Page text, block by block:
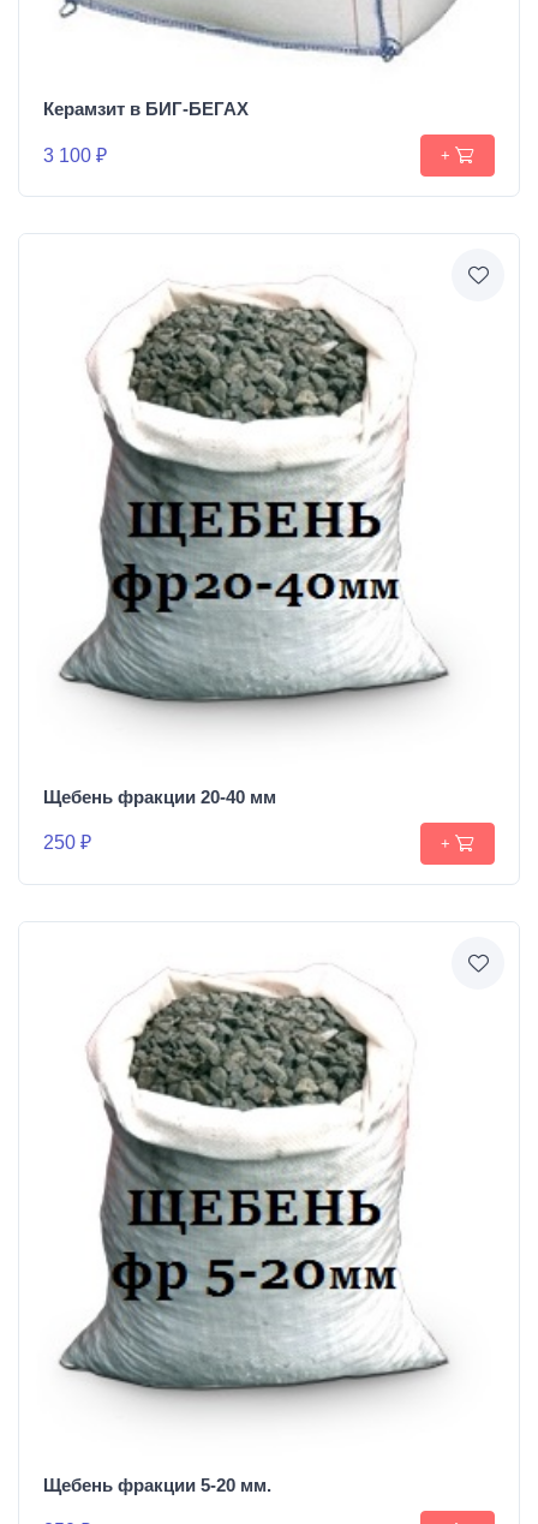
Керамзит в БИГ-БЕГАХ
3 100 ₽ +
Щебень фракции 20-40 мм
250 ₽ +
Щебень фракции 5-20 мм.